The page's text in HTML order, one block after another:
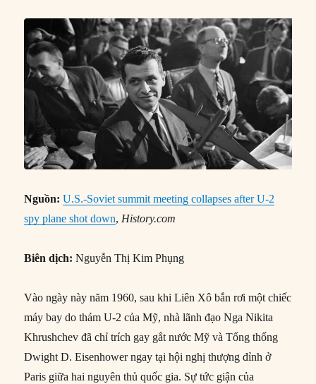
Nguồn:U.S.-Soviet summit meeting collapses after U-2
spy plane shot down, History.com
Biên dịch: Nguyễn Thị Kim Phụng
Vào ngày này năm 1960, sau khi Liên Xô bắn rơi một chiếc
máy bay do thám U-2 của Mỹ, nhà lãnh đạo Nga Nikita
Khrushchev đã chỉ trích gay gắt nước Mỹ và Tổng thống
Dwight D. Eisenhower ngay tại hội nghị thượng đỉnh ở
Paris giữa hai nguyên thủ quốc gia. Sự tức giận của